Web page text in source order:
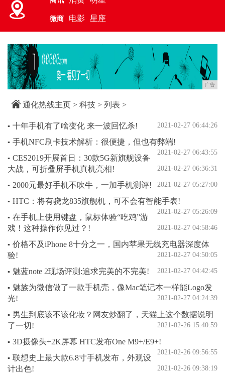
微商 电影 星座
广告
通化热线主页 > 科技 > 列表 >
▪ 十年手机有了啥变化 来一波回忆杀! 2021-02-27 06:44:26
▪ 手机NFC刷卡技术解析：很便捷，但也有弊端!
2021-02-27 06:43:55
▪ CES2019开展首日：30款5G新旗舰设备
大战，可折叠屏手机真机亮相!
2021-02-27 06:36:31
▪ 2000元最好手机不吹牛，一加手机测评! 2021-02-27 05:27:00
▪ HTC：将有骁龙835旗舰机，可不会有智能手表!
2021-02-27 05:26:09
▪ 在手机上使用键盘，鼠标体验“吃鸡”游
戏！这种操作你见过？!
2021-02-27 04:58:46
▪ 价格不及iPhone 8十分之一，国内苹果无线充电器深度体
验!
2021-02-27 04:50:05
▪ 魅蓝note 2现场评测:追求完美的不完美! 2021-02-27 04:42:45
▪ 魅族为微信做了一款手机壳，像Mac笔记本一样能Logo发
光!
2021-02-27 04:24:39
▪ 男生到底该不该化妆？网友炒翻了，天猫上这个数据说明
了一切!
2021-02-26 15:40:59
▪ 3D摄像头+2K屏幕 HTC发布One M9+/E9+!
2021-02-26 09:56:55
▪ 联想史上最大款6.8寸手机发布，外观设
计出色!
2021-02-26 09:38:19